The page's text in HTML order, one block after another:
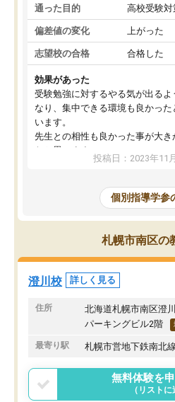
通った目的 高校受験対
偏差値の変化 上がった
志望校の合格 合格した
効果があった
受験勉強に対するやる気が出るよ
なり、集中できる環境も良かった
います。
先生との相性も良かった事が大き
たと思います。
投稿日：2023年11
個別指導学参
札幌市南区の
澄川校 詳しく見る
住所
北海道札幌市南区澄
パーキングビル2階
最寄り駅 札幌市営地下鉄南北
無料体験を
（リストに